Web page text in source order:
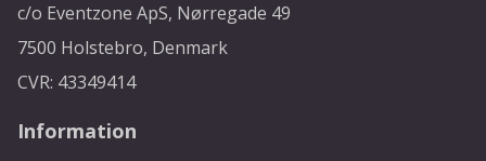
c/o Eventzone ApS, Nørregade 49
7500 Holstebro, Denmark
CVR: 43349414
Information